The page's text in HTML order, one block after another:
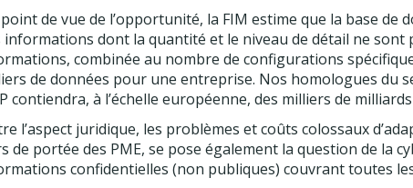
de vue de l’opportunité, la FIM estime que la base
informations dont la quantité et le niveau de détail ne sont
combinée au nombre de configurations
de données pour une entreprise. Nos homologues du
contiendra, à l’échelle européenne, des milliers de
l’aspect juridique, les problèmes et coûts colossaux
de portée des PME, se pose également la question de la
confidentielles (non publiques) couvrant toutes